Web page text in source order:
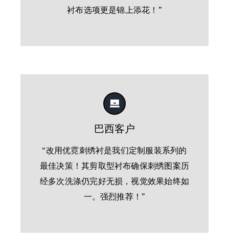
衬布选项更是锦上添花！”
巴西客户
“改用优霓刺绣衬是我们定制服装系列的
最佳决策！其剪取型衬布确保刺绣图案历
经多次洗涤仍完好无损，视觉效果始终如
一。强烈推荐！”